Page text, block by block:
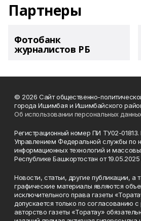
Партнеры
Фотобанк
журналистов РБ
© 2026 Сайт общественно-
города Ишимбая и Ишимбайского
Об использовании персональных
Регистрационный номер ПИ ТУ02-
Управлением Федеральной службы по
информационных технологий и
Республике Башкортостан от 19.05.2025
Новости, статьи, другие публикации, а
графические материалы являются
исключительного права газеты
допускается только по согласованию
авторство газеты «Торатау»